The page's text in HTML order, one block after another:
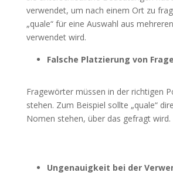
verwendet, um nach einem Ort zu
„quale“ für eine Auswahl aus
verwendet wird.
Falsche Platzierung von
Fragewörter müssen in der richtigen
stehen. Zum Beispiel sollte „quale“
Nomen stehen, über das gefragt wird.
Ungenauigkeit bei der